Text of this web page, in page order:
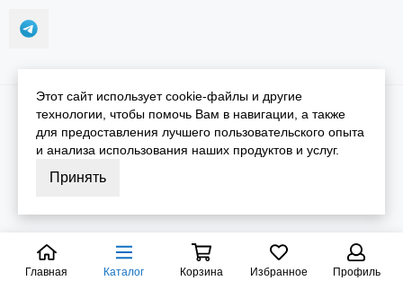
2026 © iGarmin.Карта сайта
Главная Каталог Корзина Избранное Профиль
Этот сайт использует cookie-файлы и другие
технологии, чтобы помочь Вам в навигации, а также
для предоставления лучшего пользовательского опыта
и анализа использования наших продуктов и услуг.
Принять